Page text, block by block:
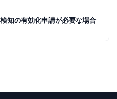
知の有効化申請が必要な場合